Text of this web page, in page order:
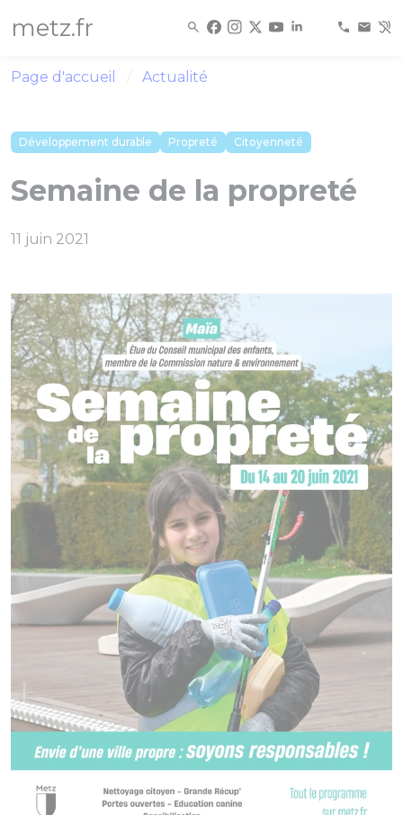
metz.fr
Page d'accueil Actualité
Développement durable Propreté Citoyenneté
Semaine de la propreté
11 juin 2021